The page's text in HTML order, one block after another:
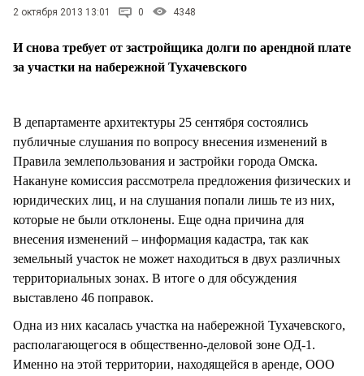
СТИЛЬ ЖИЗНИ
2 октября 2013 13:01 0 4348
И снова требует от застройщика долги по арендной плате
за участки на набережной Тухачевского
В департаменте архитектуры 25 сентября состоялись
публичные слушания по вопросу внесения изменений в
Правила землепользования и застройки города Омска.
Накануне комиссия рассмотрела предложения физических и
юридических лиц, и на слушания попали лишь те из них,
которые не были отклонены. Еще одна причина для
внесения изменений – информация кадастра, так как
земельный участок не может находиться в двух различных
территориальных зонах. В итоге о для обсуждения
выставлено 46 поправок.
Одна из них касалась участка на набережной Тухачевского,
располагающегося в общественно-деловой зоне ОД-1.
Именно на этой территории, находящейся в аренде, ООО